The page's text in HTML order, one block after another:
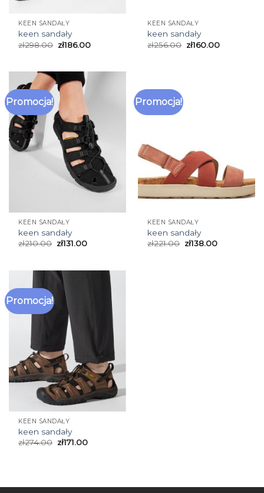
KEEN SANDAŁY
keen sandały
zł298.00 zł186.00
KEEN SANDAŁY
keen sandały
zł256.00 zł160.00
Promocja!
KEEN SANDAŁY
keen sandały
zł210.00 zł131.00
Promocja!
KEEN SANDAŁY
keen sandały
zł221.00 zł138.00
Promocja!
KEEN SANDAŁY
keen sandały
zł274.00 zł171.00